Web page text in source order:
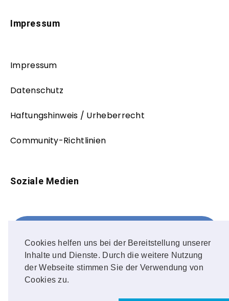
Cookies helfen uns bei der Bereitstellung unserer
Inhalte und Dienste. Durch die weitere Nutzung
der Webseite stimmen Sie der Verwendung von
Cookies zu.
Impressum
Impressum
Datenschutz
Haftungshinweis / Urheberrecht
Community-Richtlinien
Soziale Medien
FOLLOW ME!
Instagram
OUR PHOTOS!